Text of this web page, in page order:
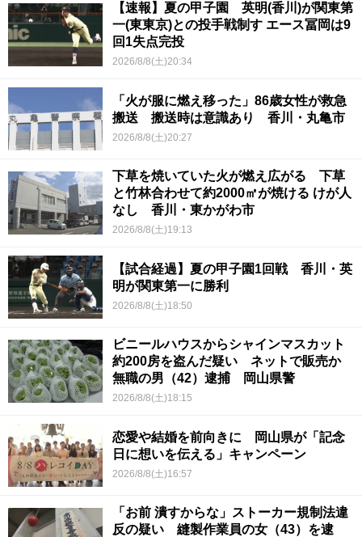
【速報】夏の甲子園 英明(香川)が関東第
一(東東京)との投手戦制す エース冨岡は9
回1失点完投
2026/8/8(土)20:34
「火が服に燃え移った」86歳女性が救急
搬送 搬送時は意識あり 香川・丸亀市
2026/8/8(土)20:27
下草を焼いていた火が燃え広がる 下草
と竹林合わせて約2000㎡が焼ける けが人
なし 香川・東かがわ市
2026/8/8(土)19:13
【試合経過】夏の甲子園1回戦 香川・英
明が関東第一に勝利
2026/8/8(土)18:50
ビニールハウスからシャインマスカット
約200房を盗んだ疑い ネットで販売か
無職の男（42）逮捕 岡山県警
2026/8/8(土)18:15
恋愛や結婚を前向きに 岡山県が「記念
日に想いを伝える」キャンペーン
2026/8/8(土)16:57
「お前 潰すからな」ストーカー規制法違
反の疑い 縫製作業員の女（43）を逮